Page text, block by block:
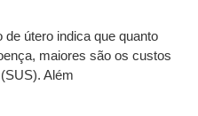
útero indica que quanto
maiores são os custos
Além